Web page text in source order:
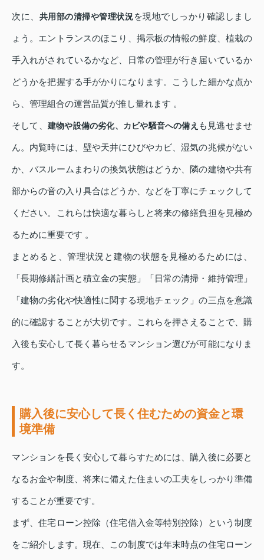
次に、 共用部の清掃や管理状況を現地でしっかり確認しまし
ょう。エントランスのほこり、掲示板の情報の鮮度、植栽の
手入れがされているかなど、日常の管理が行き届いているか
どうかを把握する手がかりになります。こうした細かな点か
ら、管理組合の運営品質が推し量れます 。
そして、 建物や設備の劣化、カビや騒音への備え も見逃せませ
ん。内覧時には、壁や天井にひびやカビ、湿気の兆候がない
か、バスルームまわりの換気状態はどうか、隣の建物や共有
部からの音の入り具合はどうか、などを丁寧にチェックして
ください。これらは快適な暮らしと将来の修繕負担を見極め
るために重要です 。
まとめると、管理状況と建物の状態を見極めるためには、
「長期修繕計画と積立金の実態」「日常の清掃・維持管理」
「建物の劣化や快適性に関する現地チェック」の三点を意識
的に確認することが大切です。これらを押さえることで、購
入後も安心して長く暮らせるマンション選びが可能になりま
す。
購入後に安心して長く住むための資金と環
境準備
マンションを長く安心して暮らすためには、購入後に必要と
なるお金や制度、将来に備えた住まいの工夫をしっかり準備
することが重要です。
まず、住宅ローン控除（住宅借入金等特別控除）という制度
をご紹介します。現在、この制度では年末時点の住宅ローン